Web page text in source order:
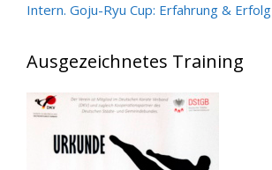
Intern. Goju-Ryu Cup: Erfahrung & Erfolg
Ausgezeichnetes Training